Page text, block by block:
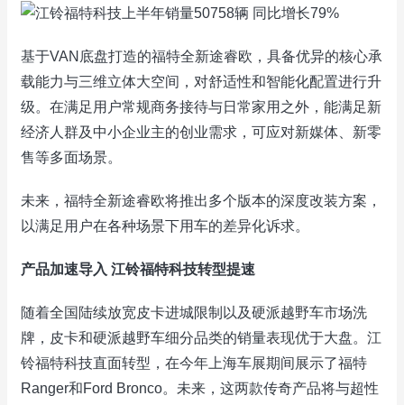
基于VAN底盘打造的福特全新途睿欧，具备优异的核心承
载能力与三维立体大空间，对舒适性和智能化配置进行升
级。在满足用户常规商务接待与日常家用之外，能满足新
经济人群及中小企业主的创业需求，可应对新媒体、新零
售等多面场景。
未来，福特全新途睿欧将推出多个版本的深度改装方案，
以满足用户在各种场景下用车的差异化诉求。
产品加速导入 江铃福特科技转型提速
随着全国陆续放宽皮卡进城限制以及硬派越野车市场洗
牌，皮卡和硬派越野车细分品类的销量表现优于大盘。江
铃福特科技直面转型，在今年上海车展期间展示了福特
Ranger和Ford Bronco。未来，这两款传奇产品将与超性